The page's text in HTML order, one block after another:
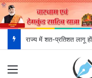
राज्य में शत-प्रतिशत लागू